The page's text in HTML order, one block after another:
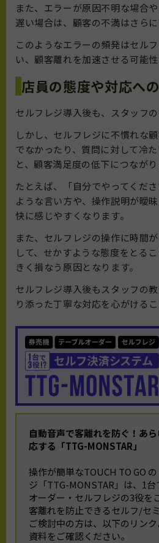
また、エラーが原因不明な場合
遅い場合は、顧客の不満はさらに
このようなエラーの頻発はセル
い、顧客離れを加速させる可能性
店員の態度や対応へ
セルフレジ導入後も、スタッフの
しかし、セルフレジに不慣れな
でなかったり、質問に対して冷
と、顧客満足度の低下につながり
たとえば、「自分でやってくだ
ような言い方や、操作説明が曖
快に感じやすくなります。
また、セルフレジの操作に時間
して、せかすような態度をとる
きく損なう原因となります。
セルフレジ導入後もスタッフの
り添った丁寧な対応を心がけるこ
自動音声で客離れを防ぐ！ あ
応する「TTG-MONSTAR」
操作が簡単なTOUCH TO GO
ジ「TTG-MONSTAR」は、1
オーダー・セルフレジの3役を
客離れを防止できるセルフ/セ
ご検討中の方は、以下のリン
資料をご確認ください。